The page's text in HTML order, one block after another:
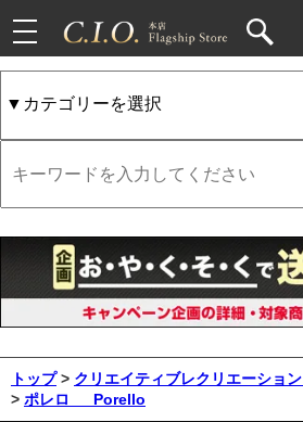
toggle
navigation
トップ > クリエイティブレクリエーション
> ポレロ Porello